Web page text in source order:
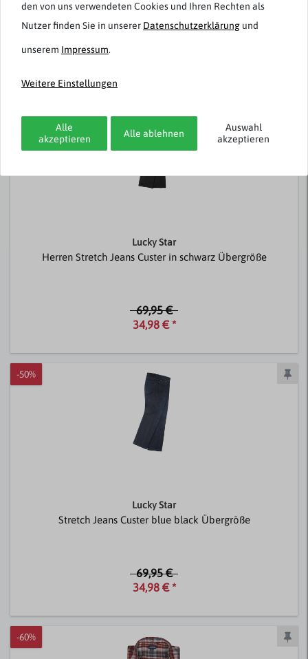
Lucky Star
Herren Stretch Jeans Custer in schwarz Übergröße
69,95 €
34,98 € *
-50%
Lucky Star
Stretch Jeans Custer blue black Übergröße
69,95 €
34,98 € *
-60%
den von uns verwendeten Cookies und Ihren Rechten als
Nutzer finden Sie in unserer Daten­schutz­erklärung und
unserem Impressum.
Weitere Einstellungen
Alle
akzeptieren
Alle ablehnen
Auswahl
akzeptieren